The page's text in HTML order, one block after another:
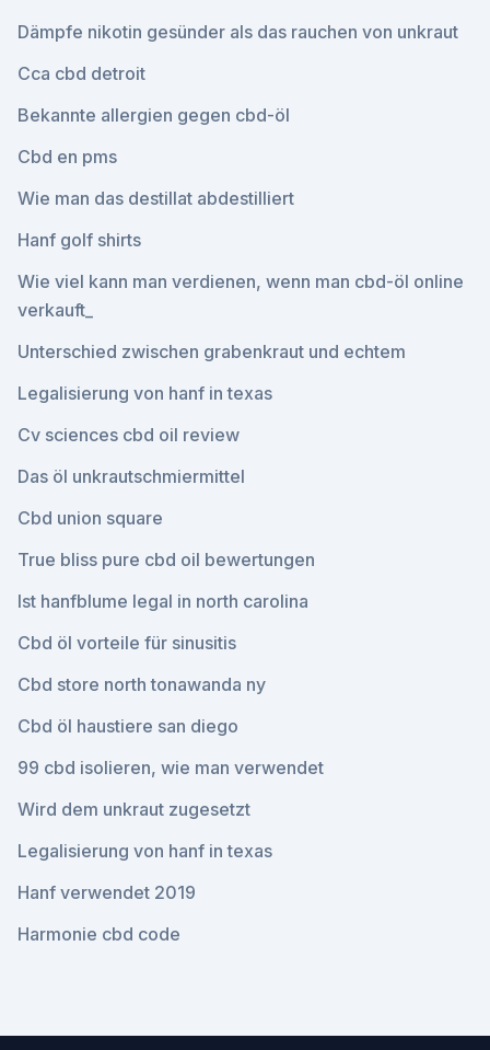
Dämpfe nikotin gesünder als das rauchen von unkraut
Cca cbd detroit
Bekannte allergien gegen cbd-öl
Cbd en pms
Wie man das destillat abdestilliert
Hanf golf shirts
Wie viel kann man verdienen, wenn man cbd-öl online
verkauft_
Unterschied zwischen grabenkraut und echtem
Legalisierung von hanf in texas
Cv sciences cbd oil review
Das öl unkrautschmiermittel
Cbd union square
True bliss pure cbd oil bewertungen
Ist hanfblume legal in north carolina
Cbd öl vorteile für sinusitis
Cbd store north tonawanda ny
Cbd öl haustiere san diego
99 cbd isolieren, wie man verwendet
Wird dem unkraut zugesetzt
Legalisierung von hanf in texas
Hanf verwendet 2019
Harmonie cbd code